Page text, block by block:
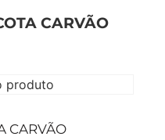
CARVÃO
CARVÃO